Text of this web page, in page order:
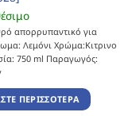
απορρυπαντικό για
Λεμόνι Χρώμα:Κιτρινο
750 ml Παραγωγός:
ΠΕΡΙΣΣΌΤΕΡΑ